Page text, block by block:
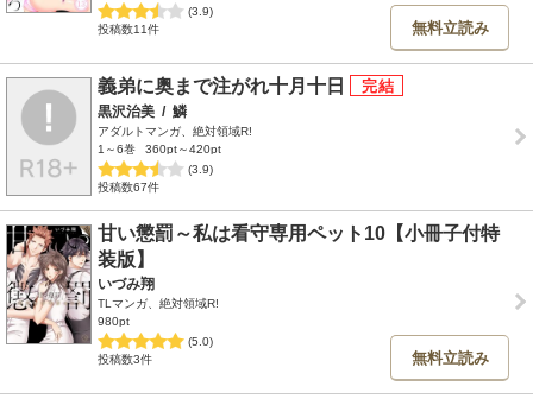
(3.9)
投稿数11件
無料立読み
義弟に奥まで注がれ十月十日
黒沢治美 / 鱗
アダルトマンガ、絶対領域R!
1～6巻
360pt～420pt
(3.9)
投稿数67件
甘い懲罰～私は看守専用ペット10【小冊子付特
装版】
いづみ翔
TLマンガ、絶対領域R!
980pt
(5.0)
投稿数3件
無料立読み